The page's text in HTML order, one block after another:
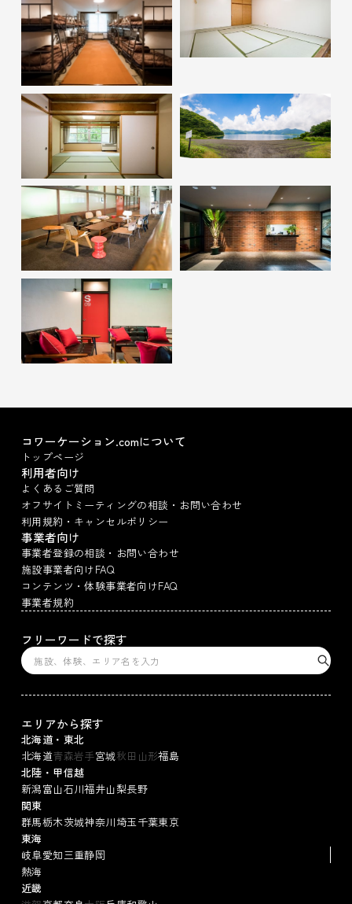
コワーケーション.comについて
トップページ
利用者向け
よくあるご質問
オフサイトミーティングの相談・お問い合わせ
利用規約・キャンセルポリシー
事業者向け
事業者登録の相談・お問い合わせ
施設事業者向けFAQ
コンテンツ・体験事業者向けFAQ
事業者規約
フリーワードで探す
エリアから探す
北海道・東北
北海道青森岩手宮城秋田 山形福島
北陸・甲信越
新潟富山石川福井山梨長野
関東
群馬栃木茨城神奈川埼玉千葉東京
東海
岐阜愛知三重静岡
熱海
近畿